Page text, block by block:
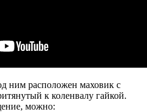
ним расположен маховик с
к коленвалу гайкой.
можно: